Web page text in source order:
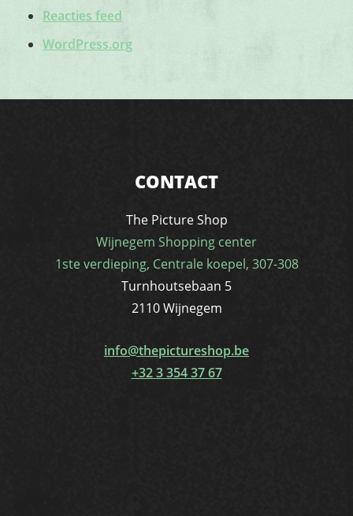
Reacties feed
WordPress.org
CONTACT
The Picture Shop
Wijnegem Shopping center
1ste verdieping, Centrale koepel, 307-308
Turnhoutsebaan 5
2110 Wijnegem
info@thepictureshop.be
+32 3 354 37 67